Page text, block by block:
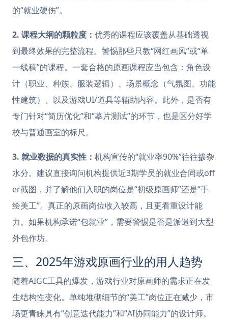
的“就业硬伤”。
2. 课程大纲的颗粒度： 优秀的课程应该覆盖从基础透视
到最终效果的完整流程。警惕那些只教“网红画风”或“单
一线稿”的课程。一套合格的原画课程应当包含：角色设
计（职业、种族、服装逻辑）、场景概念（气氛图、功能
性建筑）、以及游戏UI/道具等辅助内容。此外，是否有
专门针对“简历优化”和“摹片测试”的环节，也是区分好学
校与普通画室的标尺。
3. 就业数据的真实性： 机构宣传的“就业率90%”往往掺杂
水分。建议直接询问机构提供近3期学员的就业合同或off
er截图，并了解他们入职的岗位是“初级原画师”还是“手
绘美工”。真正的原画岗位收入较高，且更看重设计能
力。如果机构承诺“包就业”，需要警惕是否是派遣到大型
外包作坊。
三、2025年游戏原画行业的用人趋势
随着AIGC工具的爆发，游戏行业对原画师的需求正在发
生结构性变化。单纯堆砌细节的“美工”岗位正在减少，市
场更青睐具有“创意迭代能力”和“AI协同能力”的设计师。